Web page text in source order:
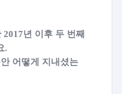
년 이후 두 번째
.
어떻게 지내셨는